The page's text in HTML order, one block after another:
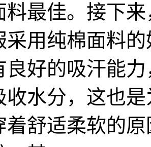
料最佳。接下来
采用纯棉面料
良好的吸汗能
收水分，这也
着舒适柔软的